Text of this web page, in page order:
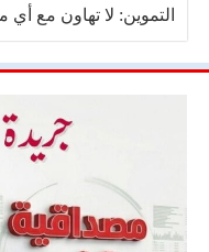
التموين: لا تهاون مع أي